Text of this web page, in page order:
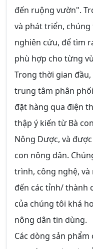
đến ruộng vườn".
và phát triển,
nghiên cứu, để tìm
phù hợp cho từng
Trong thời gian
trung tâm phân
đặt hàng qua điện
thập ý kiến từ Bà
Nông Dược, và
con nông dân.
trình, công nghệ,
đến các tỉnh/ thành
của chúng tôi khá
nông dân tin dùng.
Các dòng sản